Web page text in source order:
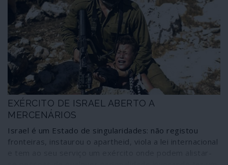
EXÉRCITO DE ISRAEL ABERTO A
MERCENÁRIOS
Israel é um Estado de singularidades: não registou
fronteiras, instaurou o apartheid, viola a lei internacional